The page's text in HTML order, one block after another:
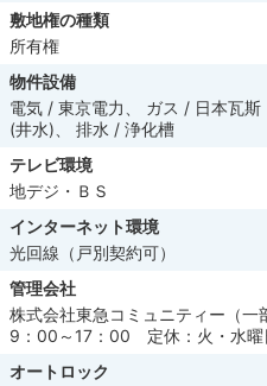
敷地権の種類
所有権
物件設備
電気 / 東京電力、 ガス / 日本瓦
(井水)、 排水 / 浄化槽
テレビ環境
地デジ・ＢＳ
インターネット環境
光回線（戸別契約可）
管理会社
株式会社東急コミュニティー（
9：00～17：00 定休：火・水曜
オートロック